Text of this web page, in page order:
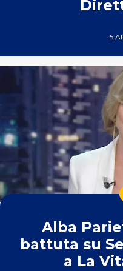
5
Alba
battuta su
a La